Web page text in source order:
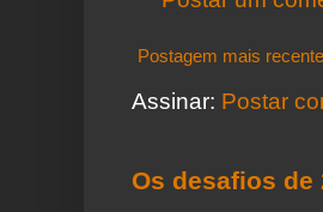
Postagem mais recente
Assinar: Postar
Os desafios de